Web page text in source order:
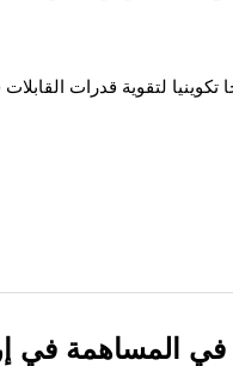
تكوينيا لتقوية قدرات
في المساهمة في